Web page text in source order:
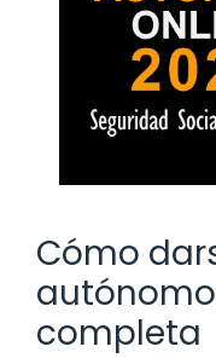
Cómo
completa